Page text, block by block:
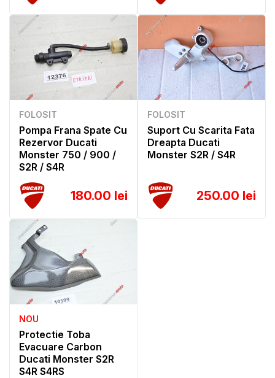
FOLOSIT
Pompa Frana Spate Cu
Rezervor Ducati
Monster 750 / 900 /
S2R / S4R
180.00 lei
FOLOSIT
Suport Cu Scarita Fata
Dreapta Ducati
Monster S2R / S4R
250.00 lei
NOU
Protectie Toba
Evacuare Carbon
Ducati Monster S2R
S4R S4RS